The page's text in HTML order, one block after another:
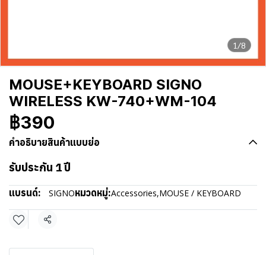
1/8
MOUSE+KEYBOARD SIGNO
WIRELESS KW-740+WM-104
฿390
คำอธิบายสินค้าแบบย่อ
รับประกัน 1 ปี
แบรนด์: SIGNOหมวดหมู่:Accessories,MOUSE / KEYBOARD
แชร์